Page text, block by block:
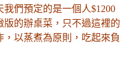
們預定的是一個人$1200
的辦桌菜，只不過這裡的
以蒸煮為原則，吃起來負